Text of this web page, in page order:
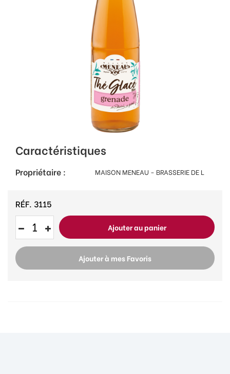
Caractéristiques
Propriétaire : MAISON MENEAU - BRASSERIE DE L
RÉF. 3115
Ajouter au panier
Ajouter à mes Favoris